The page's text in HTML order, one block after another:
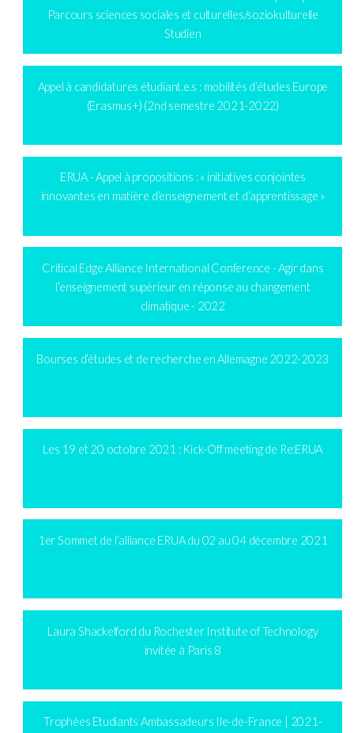
Parcours sciences sociales et culturelles/soziokulturelle
Studien
Appel à candidatures étudiant.e.s : mobilités d’études Europe
(Erasmus+) (2nd semestre 2021-2022)
ERUA - Appel à propositions : « initiatives conjointes
innovantes en matière d’enseignement et d’apprentissage »
Critical Edge Alliance International Conference - Agir dans
l’enseignement supérieur en réponse au changement
climatique - 2022
Bourses d’études et de recherche en Allemagne 2022-2023
Les 19 et 20 octobre 2021 : Kick-Off meeting de Re:ERUA
1er Sommet de l’alliance ERUA du 02 au 04 décembre 2021
Laura Shackelford du Rochester Institute of Technology
invitée à Paris 8
Trophées Etudiants Ambassadeurs Ile-de-France | 2021-